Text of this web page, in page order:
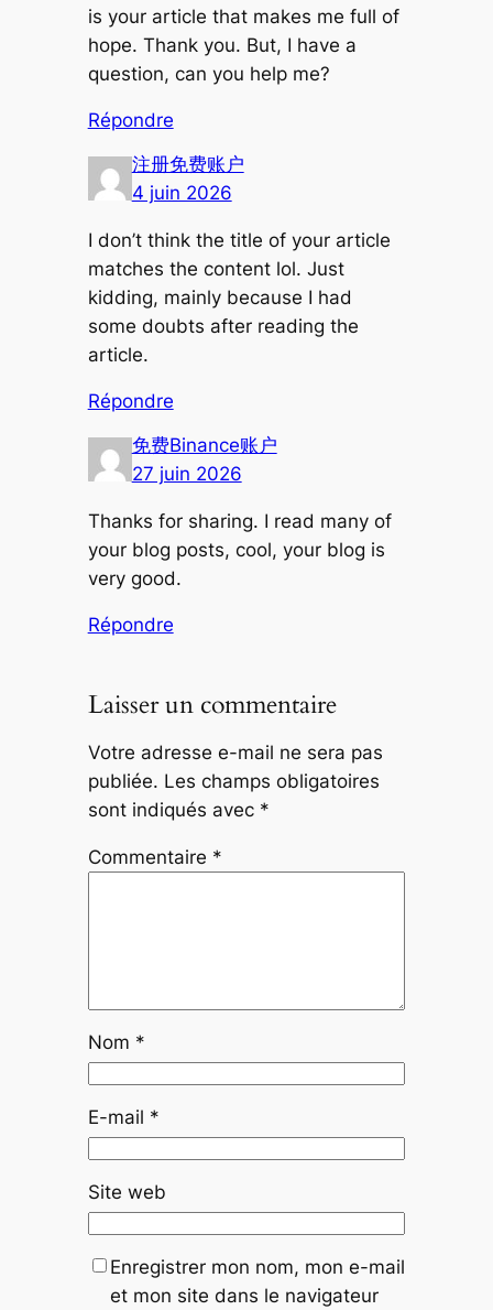
is your article that makes me full of
hope. Thank you. But, I have a
question, can you help me?
Répondre
注册免费账户
4 juin 2026
I don’t think the title of your article
matches the content lol. Just
kidding, mainly because I had
some doubts after reading the
article.
Répondre
免费Binance账户
27 juin 2026
Thanks for sharing. I read many of
your blog posts, cool, your blog is
very good.
Répondre
Laisser un commentaire
Votre adresse e-mail ne sera pas
publiée. Les champs obligatoires
sont indiqués avec *
Commentaire *
Nom *
E-mail *
Site web
Enregistrer mon nom, mon e-mail
et mon site dans le navigateur